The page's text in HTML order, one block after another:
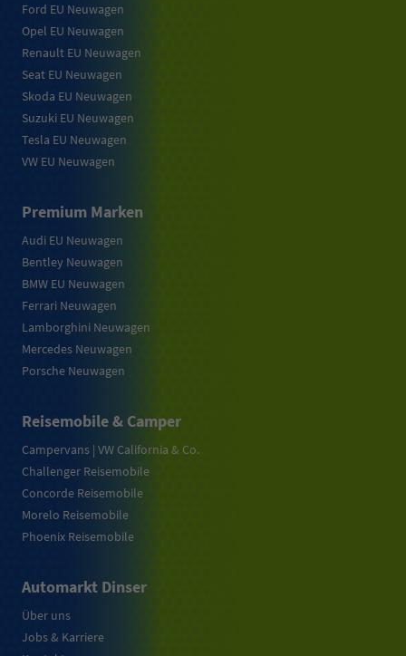
Ford EU Neuwagen
Opel EU Neuwagen
Renault EU Neuwagen
Seat EU Neuwagen
Skoda EU Neuwagen
Suzuki EU Neuwagen
Tesla EU Neuwagen
VW EU Neuwagen
Premium Marken
Audi EU Neuwagen
Bentley Neuwagen
BMW EU Neuwagen
Ferrari Neuwagen
Lamborghini Neuwagen
Mercedes Neuwagen
Porsche Neuwagen
Reisemobile & Camper
Campervans | VW California & Co.
Challenger Reisemobile
Concorde Reisemobile
Morelo Reisemobile
Phoenix Reisemobile
Automarkt Dinser
Über uns
Jobs & Karriere